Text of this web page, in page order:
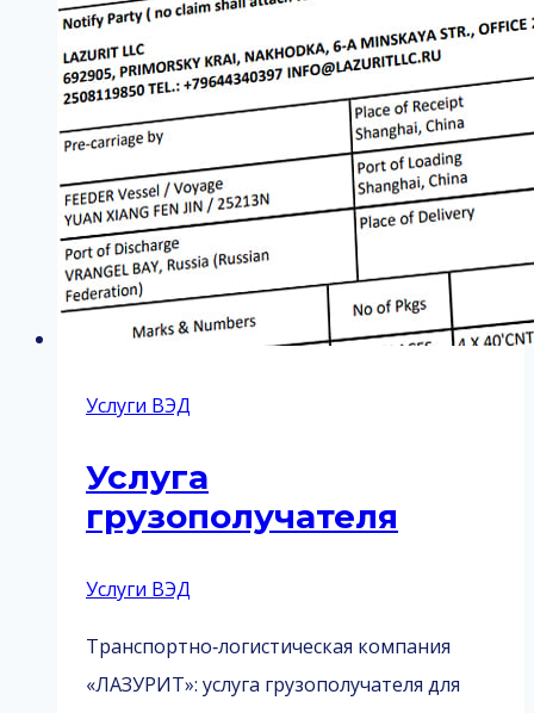
Услуги ВЭД
Услуга
грузополучателя
Услуги ВЭД
Транспортно‑логистическая компания
«ЛАЗУРИТ»: услуга грузополучателя для